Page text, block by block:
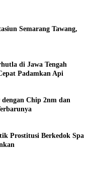
Semarang Tawang,
di Jawa Tengah
Padamkan Api
Chip 2nm dan
Prostitusi Berkedok Spa